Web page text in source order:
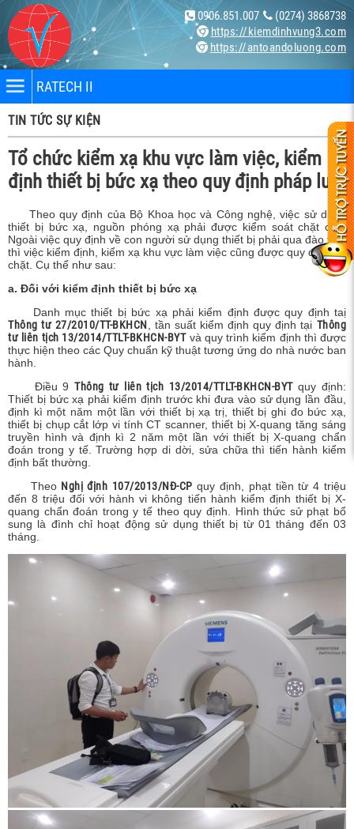
(0274) 3868738
0906.851.007
https://kiemdinhvung3.com
https://antoandoluong.com
xạ,
RATECH II
TIN TỨC SỰ KIỆN
Tổ chức kiểm xạ khu vực làm việc, kiểm
định thiết bị bức xạ theo quy định pháp luật
Theo quy định của Bộ Khoa học và Công nghệ, việc sử dụng
thiết bị bức xạ, nguồn phóng xạ phải được kiểm soát chặt chẽ.
Ngoài việc quy định về con người sử dụng thiết bị phải qua đào tạo,
thì việc kiểm định, kiểm xạ khu vực làm việc cũng được quy định rất
chặt. Cụ thể như sau:
a. Đối với kiểm định thiết bị bức xạ
Danh mục thiết bị bức xạ phải kiểm định được quy định taị
Thông tư 27/2010/TT-BKHCN
, tần suất kiểm định quy định tại Thông
tư liên tịch 13/2014/TTLT-BKHCN-BYTvà quy trình kiểm định thì được
thực hiện theo các Quy chuẩn kỹ thuật tương ứng do nhà nước ban
hành.
Điều 9Thông tư liên tịch 13/2014/TTLT-BKHCN-BYTquy định:
Thiết bị bức xạ phải kiểm định trước khi đưa vào sử dụng lần đầu,
định kì một năm một lần với thiết bị xạ trị, thiết bị ghi đo bức xạ,
thiết bị chụp cắt lớp vi tính CT scanner, thiết bị X-quang tăng sáng
truyền hình và định kì 2 năm một lần với thiết bị X-quang chẩn
đoán trong y tế. Trường hợp di dời, sửa chữa thì tiến hành kiểm
định bất thường.
TheoNghị định 107/2013/NĐ-CP quy định, phạt tiền từ 4 triệu
đến 8 triệu đối với hành vi không tiến hành kiểm định thiết bị X-
quang chẩn đoán trong y tế theo quy định. Hình thức sử phạt bổ
sung là đình chỉ hoạt động sử dụng thiết bị từ 01 tháng đến 03
tháng.